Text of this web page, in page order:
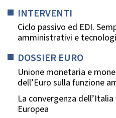
INTERVENTI
Ciclo passivo ed EDI.
amministrativi e
DOSSIER EURO
Unione monetaria e
dell’Euro sulla funzione
La convergenza
Europea